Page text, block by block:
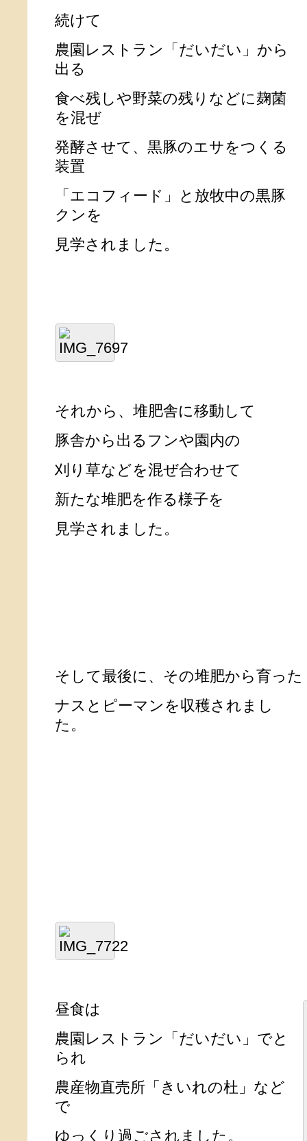
続けて
農園レストラン「だいだい」から
出る
食べ残しや野菜の残りなどに麹菌
を混ぜ
発酵させて、黒豚のエサをつくる
装置
「エコフィード」と放牧中の黒豚
クンを
見学されました。
それから、堆肥舎に移動して
豚舎から出るフンや園内の
刈り草などを混ぜ合わせて
新たな堆肥を作る様子を
見学されました。
そして最後に、その堆肥から育った
ナスとピーマンを収穫されまし
た。
昼食は
農園レストラン「だいだい」でと
られ
農産物直売所「きいれの杜」など
で
ゆっくり過ごされました。